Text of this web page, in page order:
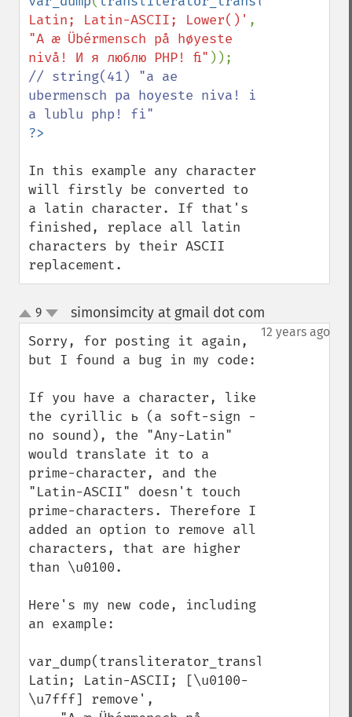
Latin; Latin-ASCII; Lower()'
"A æ Übérmensch på høyeste
nivå! И я люблю PHP! ﬁ"
// string(41) "a ae
ubermensch pa hoyeste niva! i
In this example any character
will firstly be converted to
a latin character. If that's
finished, replace all latin
characters by their ASCII
replacement.
up
down
9 simonsimcity at gmail dot com
12 years ago
Sorry, for posting it again,
but I found a bug in my code:
If you have a character, like
the cyrillic ь (a soft-sign -
no sound), the "Any-Latin"
would translate it to a
prime-character, and the
"Latin-ASCII" doesn't touch
prime-characters. Therefore I
added an option to remove all
characters, that are higher
than \u0100.
Here's my new code, including
an example:
Latin; Latin-ASCII; [\u0100-
\u7fff] remove',